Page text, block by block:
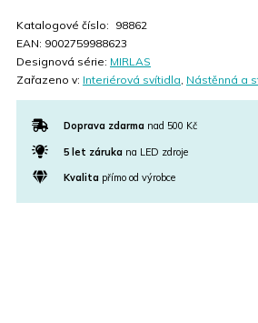
Katalogové číslo: 98862
EAN: 9002759988623
Designová série: MIRLAS
Zařazeno v: Interiérová svítidla, Nástěnná a
Doprava zdarma nad 500 Kč
5 let zárukana LED zdroje
Kvalitapřímo od výrobce